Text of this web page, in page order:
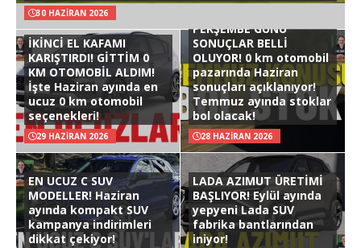
30 HAZIRAN 2026
İKİNCİ EL KAFAMI
KARIŞTIRDI! GİTTİM 0
KM OTOMOBİL ALDIM!
İşte Haziran ayında en
ucuz 0 km otomobil
seçenekleri!
29 HAZIRAN 2026
PERŞEMBE GÜNÜ
SONUÇLAR BELLİ
OLUYOR! 0 km otomobil
pazarında Haziran
sonuçları açıklanıyor!
Temmuz ayında stoklar
bol olacak!
28 HAZIRAN 2026
EN UCUZ C SUV
MODELLER! Haziran
ayında kompakt SUV
kampanya indirimleri
dikkat çekiyor!
LADA AZIMUT ÜRETİMİ
BAŞLIYOR! Eylül ayında
yepyeni Lada SUV
fabrika bantlarından
iniyor!